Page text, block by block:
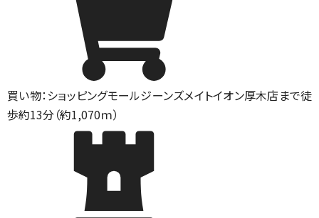
買い物：ショッピングモールジーンズメイトイオン厚木店まで徒
歩約13分（約1,070ｍ）